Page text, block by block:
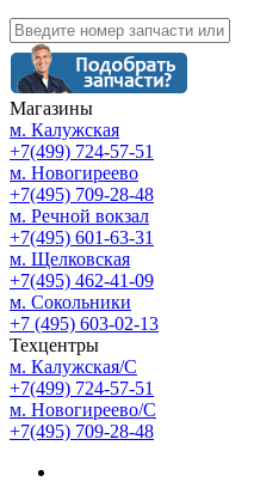
Магазины
м. Калужская
+7(499) 724-57-51
м. Новогиреево
+7(495) 709-28-48
м. Речной вокзал
+7(495) 601-63-31
м. Щелковская
+7(495) 462-41-09
м. Сокольники
+7 (495) 603-02-13
Техцентры
м. Калужская/С
+7(499) 724-57-51
м. Новогиреево/С
+7(495) 709-28-48